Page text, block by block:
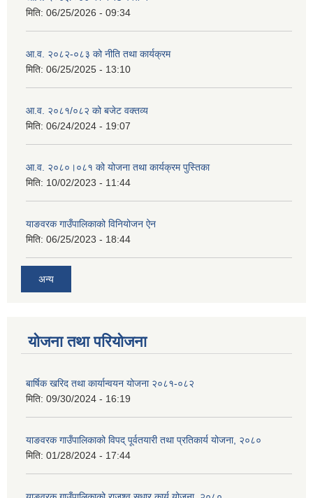
मिति: 06/25/2026 - 09:34
आ.व. २०८२-०८३ को नीति तथा कार्यक्रम
मिति: 06/25/2025 - 13:10
आ.व. २०८१/०८२ को बजेट वक्तव्य
मिति: 06/24/2024 - 19:07
आ.व. २०८०।०८१ को योजना तथा कार्यक्रम पुस्तिका
मिति: 10/02/2023 - 11:44
याङवरक गाउँपालिकाको विनियोजन ऐन
मिति: 06/25/2023 - 18:44
अन्य
योजना तथा परियोजना
बार्षिक खरिद तथा कार्यान्वयन योजना २०८१-०८२
मिति: 09/30/2024 - 16:19
याङवरक गाउँपालिकाको विपद् पूर्वतयारी तथा प्रतिकार्य योजना, २०८०
मिति: 01/28/2024 - 17:44